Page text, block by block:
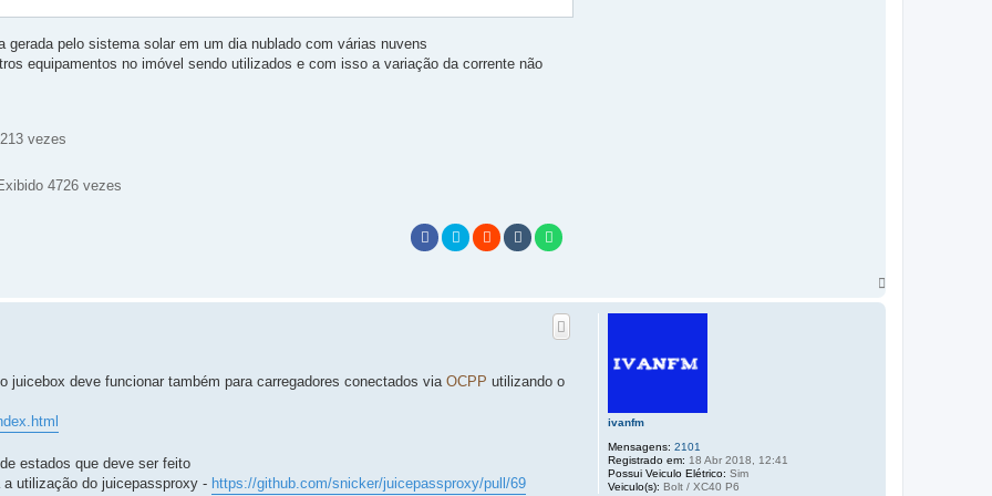
}}"
de current limit
entity for juicepassproxy
first will make conversion work fine
pelo sistema solar em um dia nublado com várias nuvens
equipamentos no imóvel sendo utilizados e com isso a variação da corrente não
vezes
4726 vezes
l
ivanfm
Mensagens: 2101
Registrado em: 18 Abr 2018, 12:41
Possui Veiculo Elétrico: Sim
Veiculo(s): Bolt / XC40 P6
juicebox deve funcionar também para carregadores conectados via OCPP utilizando o
estados que deve ser feito
utilização do juicepassproxy - https://github.com/snicker/juicepassproxy/pull/69